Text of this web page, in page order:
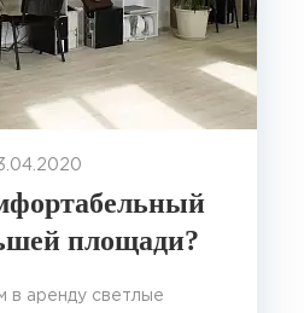
площади?
в аренду светлые